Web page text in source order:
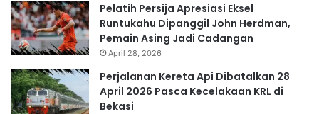
Pelatih Persija Apresiasi Eksel
Runtukahu Dipanggil John Herdman,
Pemain Asing Jadi Cadangan
April 28, 2026
Perjalanan Kereta Api Dibatalkan 28
April 2026 Pasca Kecelakaan KRL di
Bekasi